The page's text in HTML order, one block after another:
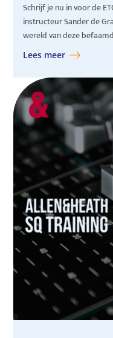
Schrijf je nu in voor de
instructeur Sander de
wereld van deze
Lees meer